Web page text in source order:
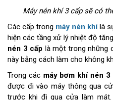
Máy nén khí 3 cấp sẽ có
Các cấp trong máy nén khílà
hiện các tầng xử lý nhiệt độ
nén 3 cấp là một trong những
này bằng cách làm cho không
Trong các máy bơm khí nén 3
được đi vào máy thông qua
trước khi đi qua cửa làm